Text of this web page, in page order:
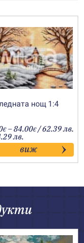
нощ 1:4
€ –84.00€Price
range:
31.90€
through
84.00€
/ 62.39 лв.
лв.
виж